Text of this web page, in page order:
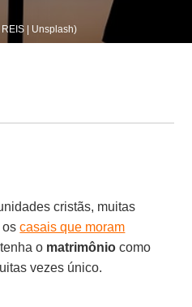
| Unsplash)
cristãs, muitas
oscasais que moram
o matrimônio como
vezes único.